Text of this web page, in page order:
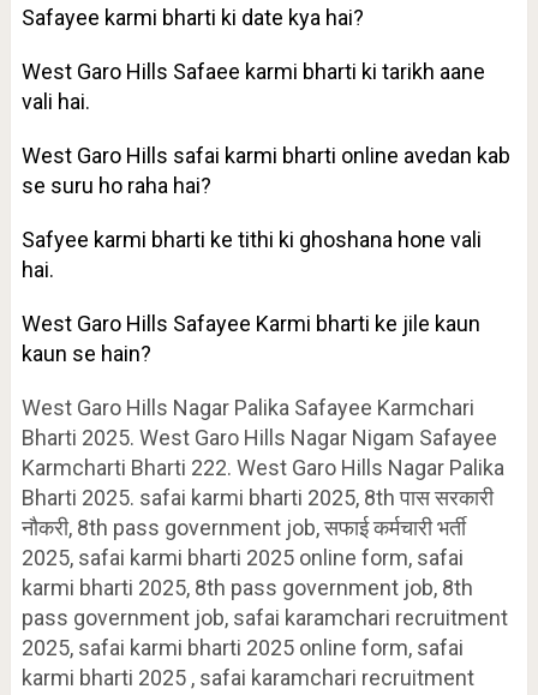
Safayee karmi bharti ki date kya hai?
West Garo Hills Safaee karmi bharti ki tarikh aane
vali hai.
West Garo Hills safai karmi bharti online avedan kab
se suru ho raha hai?
Safyee karmi bharti ke tithi ki ghoshana hone vali
hai.
West Garo Hills Safayee Karmi bharti ke jile kaun
kaun se hain?
West Garo Hills Nagar Palika Safayee Karmchari
Bharti 2025. West Garo Hills Nagar Nigam Safayee
Karmcharti Bharti 222. West Garo Hills Nagar Palika
Bharti 2025. safai karmi bharti 2025, 8th पास सरकारी
नौकरी, 8th pass government job, सफाई कर्मचारी भर्ती
2025, safai karmi bharti 2025 online form, safai
karmi bharti 2025, 8th pass government job, 8th
pass government job, safai karamchari recruitment
2025, safai karmi bharti 2025 online form, safai
karmi bharti 2025 , safai karamchari recruitment